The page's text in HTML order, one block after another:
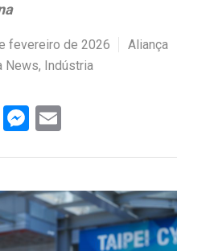
fevereiro de 2026
Aliança
News, Indústria
Messenger
Email